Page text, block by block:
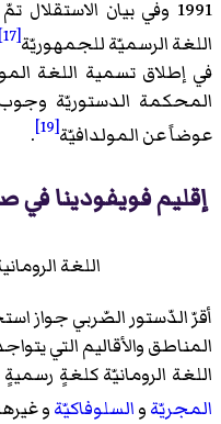
1991 وفي بيان
اللغة الرسميّة للجمهوريّة[17]
المحكمة الدستوريّة
عوضاً عن المولدافيّة[19]
.
إقليم فويفودينا في
اللغة
أقرّ الدّستور الصّربي جواز
المناطق والأقاليم التي
اللغة الرومانيّة كلغةٍ
المجريّةوالسلوفاكيّةو